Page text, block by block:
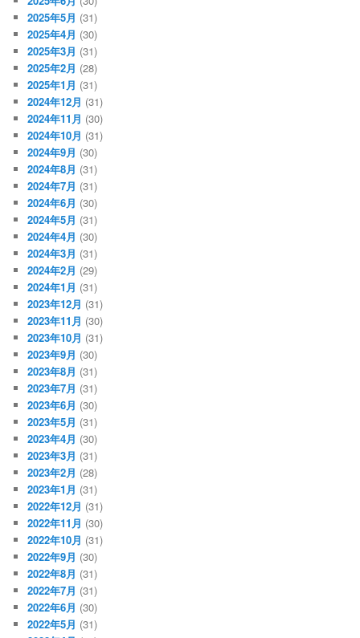
2025年5月 (31)
2025年4月 (30)
2025年3月 (31)
2025年2月 (28)
2025年1月 (31)
2024年12月 (31)
2024年11月 (30)
2024年10月 (31)
2024年9月 (30)
2024年8月 (31)
2024年7月 (31)
2024年6月 (30)
2024年5月 (31)
2024年4月 (30)
2024年3月 (31)
2024年2月 (29)
2024年1月 (31)
2023年12月 (31)
2023年11月 (30)
2023年10月 (31)
2023年9月 (30)
2023年8月 (31)
2023年7月 (31)
2023年6月 (30)
2023年5月 (31)
2023年4月 (30)
2023年3月 (31)
2023年2月 (28)
2023年1月 (31)
2022年12月 (31)
2022年11月 (30)
2022年10月 (31)
2022年9月 (30)
2022年8月 (31)
2022年7月 (31)
2022年6月 (30)
2022年5月 (31)